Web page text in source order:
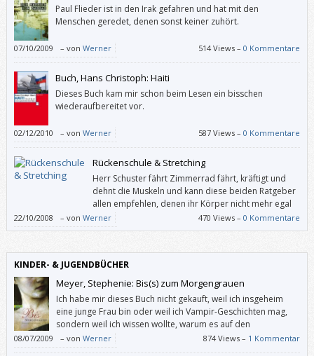
Paul Flieder ist in den Irak gefahren und hat mit den
Menschen geredet, denen sonst keiner zuhört.
07/10/2009 – von Werner 514 Views –0 Kommentare
Buch, Hans Christoph: Haiti
Dieses Buch kam mir schon beim Lesen ein bisschen
wiederaufbereitet vor.
02/12/2010 – von Werner 587 Views –0 Kommentare
Rückenschule & Stretching
Herr Schuster fährt Zimmerrad fährt, kräftigt und
dehnt die Muskeln und kann diese beiden Ratgeber
allen empfehlen, denen ihr Körper nicht mehr egal
ist.
22/10/2008 – von Werner 470 Views –0 Kommentare
KINDER- & JUGENDBÜCHER
Meyer, Stephenie: Bis(s) zum Morgengrauen
Ich habe mir dieses Buch nicht gekauft, weil ich insgeheim
eine junge Frau bin oder weil ich Vampir-Geschichten mag,
sondern weil ich wissen wollte, warum es auf den
Bestsellerlisten ganz oben steht. Und ich habe es mit
Begeisterung verschlungen.
08/07/2009 – von Werner 874 Views – 1 Kommentar